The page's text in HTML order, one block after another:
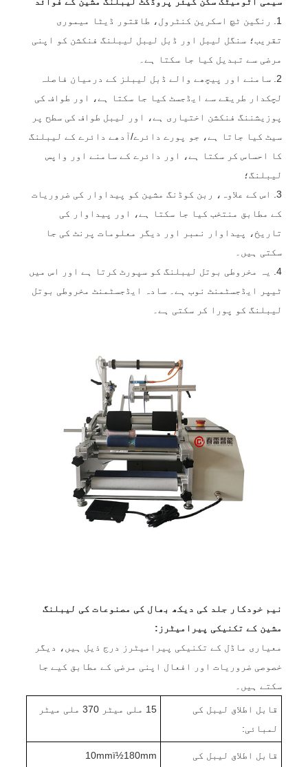
1. رنگین ٹچ اسکرین کنٹرول، طاقتور ڈیٹا میموری
تقریب؛ سنگل لیبل اور ڈبل لیبل لیبلنگ فنکشن کو اپنی
مرضی سے تبدیل کیا جا سکتا ہے۔
2. سامنے اور پیچھے والے ڈبل لیبلز کے درمیان فاصلہ
لچکدار طریقے سے ایڈجسٹ کیا جا سکتا ہے، اور طواف کی
پوزیشننگ فنکشن اختیاری ہے، اور لیبل طواف کی سطح پر
سیٹ کیا جاتا ہے، جو پورے دائرے/آدھے دائرے کے لیبلنگ
کا احساس کر سکتا ہے، اور دائرے کے سامنے اور واپس
لیبلنگ؛
3. اس کے علاوہ، ربن کوڈنگ مشین کو پیداوار کی ضروریات
کے مطابق منتخب کیا جا سکتا ہے، اور پیداوار کی
تاریخ، پیداوار نمبر اور دیگر معلومات پرنٹ کی جا
سکتی ہیں۔
4. یہ مخروطی بوتل لیبلنگ کو سپورٹ کرتا ہے اور اس میں
ٹیپر ایڈجسٹمنٹ نوب ہے۔ سادہ ایڈجسٹمنٹ مخروطی بوتل
لیبلنگ کو پورا کر سکتی ہے۔
نیم خودکار جلد کی دیکھ بھال کی مصنوعات کی لیبلنگ
مشین کے تکنیکی پیرامیٹرز:
معیاری ماڈل کے تکنیکی پیرامیٹرز درج ذیل ہیں، دیگر
خصوصی ضروریات اور افعال اپنی مرضی کے مطابق کیے جا
سکتے ہیں۔
قابل اطلاق لیبل کی
لمبائی:
15 ملی میٹر 370 ملی میٹر
قابل اطلاق لیبل کی
10mmï½180mm